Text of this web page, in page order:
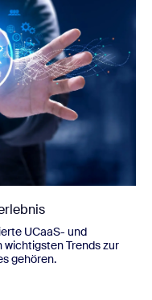
UCaaS- und
Trends zur
gehören.